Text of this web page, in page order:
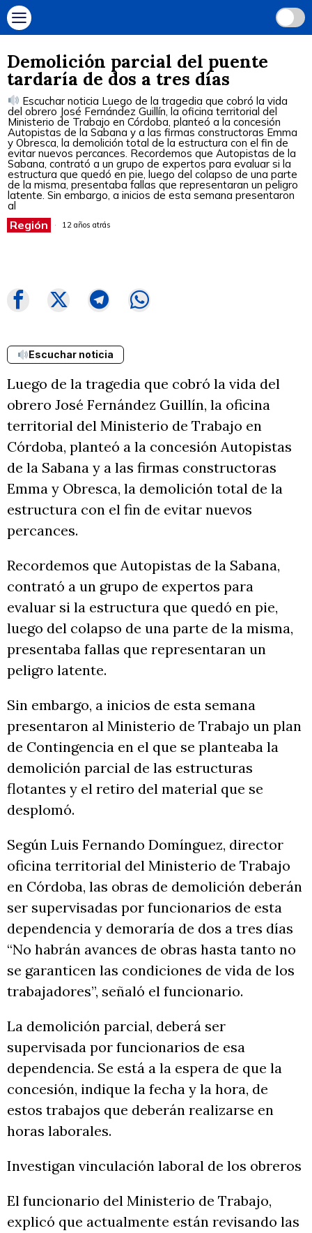
Demolición parcial del puente
tardaría de dos a tres días
Escuchar noticia Luego de la tragedia que cobró la vida
del obrero José Fernández Guillín, la oficina territorial del
Ministerio de Trabajo en Córdoba, planteó a la concesión
Autopistas de la Sabana y a las firmas constructoras Emma
y Obresca, la demolición total de la estructura con el fin de
evitar nuevos percances. Recordemos que Autopistas de la
Sabana, contrató a un grupo de expertos para evaluar si la
estructura que quedó en pie, luego del colapso de una parte
de la misma, presentaba fallas que representaran un peligro
latente. Sin embargo, a inicios de esta semana presentaron
al
Región 12 años atrás
Escuchar noticia
Luego de la tragedia que cobró la vida del
obrero José Fernández Guillín, la oficina
territorial del Ministerio de Trabajo en
Córdoba, planteó a la concesión Autopistas
de la Sabana y a las firmas constructoras
Emma y Obresca, la demolición total de la
estructura con el fin de evitar nuevos
percances.
Recordemos que Autopistas de la Sabana,
contrató a un grupo de expertos para
evaluar si la estructura que quedó en pie,
luego del colapso de una parte de la misma,
presentaba fallas que representaran un
peligro latente.
Sin embargo, a inicios de esta semana
presentaron al Ministerio de Trabajo un plan
de Contingencia en el que se planteaba la
demolición parcial de las estructuras
flotantes y el retiro del material que se
desplomó.
Según Luis Fernando Domínguez, director
oficina territorial del Ministerio de Trabajo
en Córdoba, las obras de demolición deberán
ser supervisadas por funcionarios de esta
dependencia y demoraría de dos a tres días
“No habrán avances de obras hasta tanto no
se garanticen las condiciones de vida de los
trabajadores”, señaló el funcionario.
La demolición parcial, deberá ser
supervisada por funcionarios de esa
dependencia. Se está a la espera de que la
concesión, indique la fecha y la hora, de
estos trabajos que deberán realizarse en
horas laborales.
Investigan vinculación laboral de los obreros
El funcionario del Ministerio de Trabajo,
explicó que actualmente están revisando las